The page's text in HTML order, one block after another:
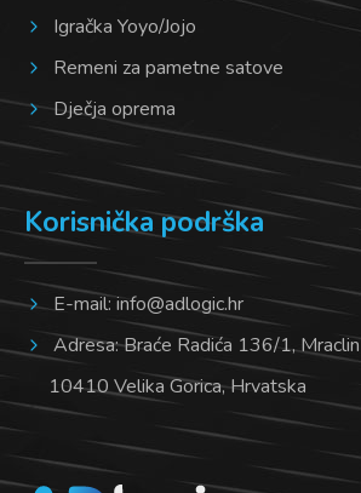
Igračka Yoyo/Jojo
Remeni za pametne satove
Dječja oprema
Korisnička podrška
E-mail:info@adlogic.hr
Adresa: Braće Radića 136/1, Mraclin
10410 Velika Gorica, Hrvatska